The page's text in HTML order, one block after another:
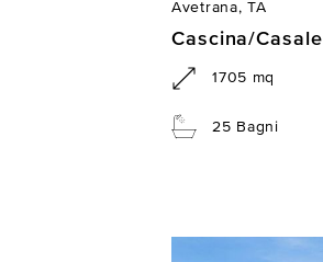
Avetrana, TA
Cascina/Casale
1705 mq
25 Bagni